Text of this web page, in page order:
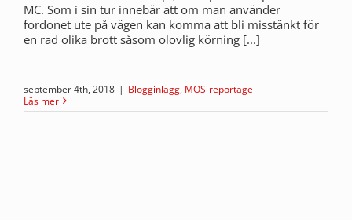
MC. Som i sin tur innebär att om man använder
fordonet ute på vägen kan komma att bli misstänkt för
en rad olika brott såsom olovlig körning [...]
september 4th, 2018 | Blogginlägg, MOS-reportage
Läs mer